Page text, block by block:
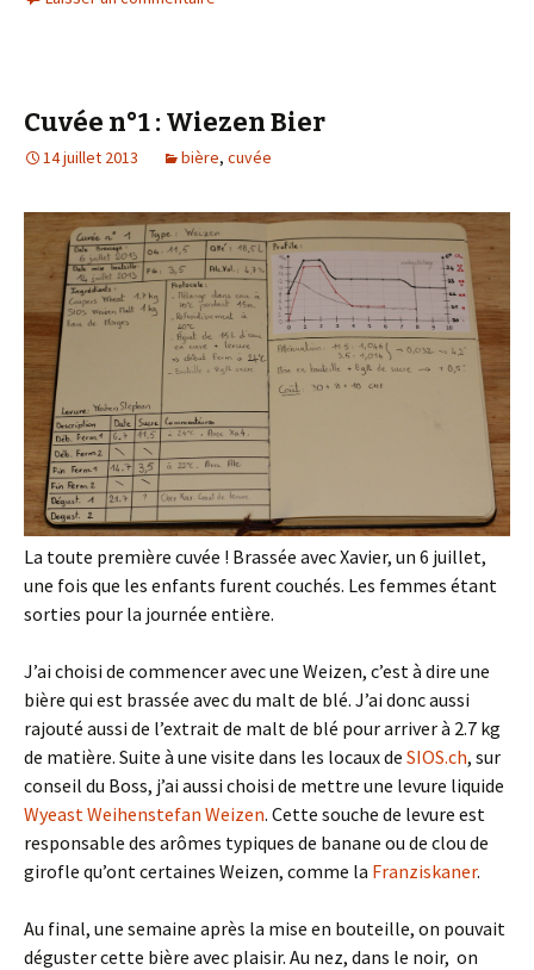
Cuvée n°1 : Wiezen Bier
14 juillet 2013 bière, cuvée
La toute première cuvée ! Brassée avec Xavier, un 6 juillet,
une fois que les enfants furent couchés. Les femmes étant
sorties pour la journée entière.
J’ai choisi de commencer avec une Weizen, c’est à dire une
bière qui est brassée avec du malt de blé. J’ai donc aussi
rajouté aussi de l’extrait de malt de blé pour arriver à 2.7 kg
de matière. Suite à une visite dans les locaux de SIOS.ch, sur
conseil du Boss, j’ai aussi choisi de mettre une levure liquide
Wyeast Weihenstefan Weizen. Cette souche de levure est
responsable des arômes typiques de banane ou de clou de
girofle qu’ont certaines Weizen, comme la Franziskaner.
Au final, une semaine après la mise en bouteille, on pouvait
déguster cette bière avec plaisir. Au nez, dans le noir, on